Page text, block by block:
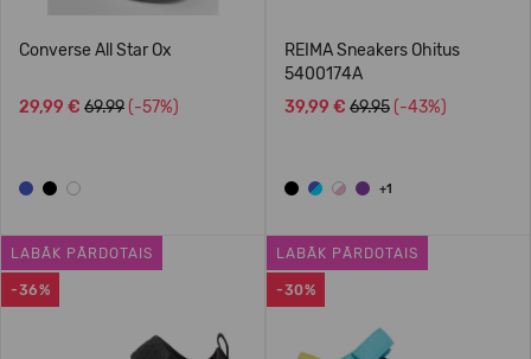
Converse All Star Ox
29,99 € 69.99 (-57%)
REIMA Sneakers Ohitus
5400174A
39,99 € 69.95 (-43%)
+1
-36%
LABĀK PĀRDOTAIS
-30%
LABĀK PĀRDOTAIS